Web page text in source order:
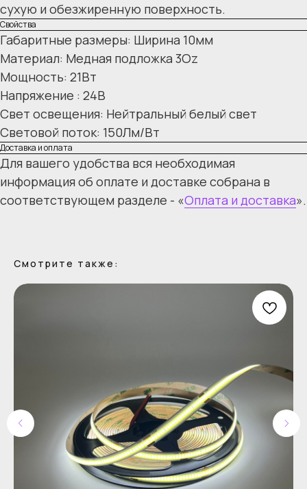
сухую и обезжиренную поверхность.
Свойства
Габаритные размеры: Ширина 10мм
Материал: Медная подложка 3Oz
Мощность: 21Вт
Напряжение : 24В
Свет освещения: Нейтральный белый свет
Световой поток: 150Лм/Вт
Доставка и оплата
Для вашего удобства вся необходимая
информация об оплате и доставке собрана в
соответствующем разделе - «Оплата и доставка».
Смотрите также: